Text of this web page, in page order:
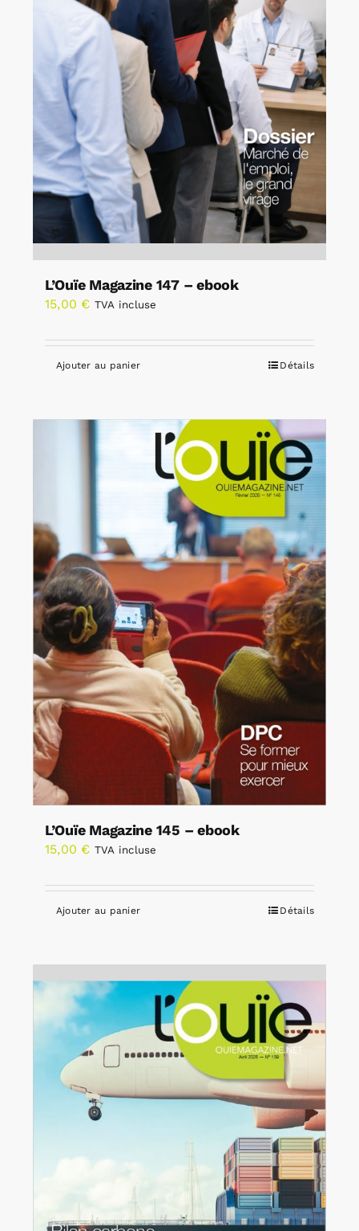
L’Ouïe Magazine 147 – ebook
15,00 € TVA incluse
Ajouter au panier Détails
L’Ouïe Magazine 145 – ebook
15,00 € TVA incluse
Ajouter au panier Détails